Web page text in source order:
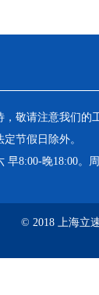
，敬请注意我们的
节假日除外。
早8:00-晚18:00。
© 2018 上海立